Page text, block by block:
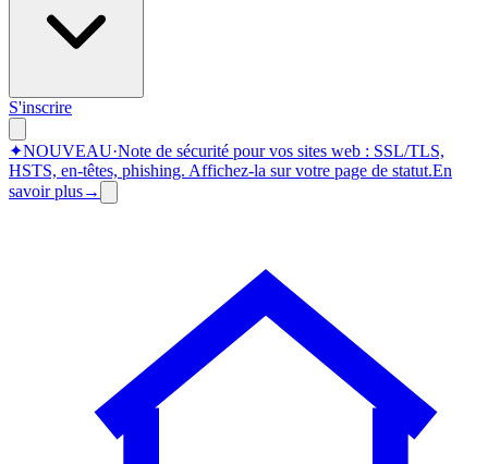
S'inscrire
✦NOUVEAU·Note de sécurité pour vos sites web : SSL/TLS,
HSTS, en-têtes, phishing. Affichez-la sur votre page de statut.En
savoir plus→